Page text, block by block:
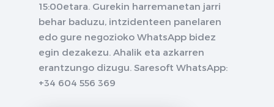
15:00etara. Gurekin harremanetan jarri
behar baduzu, intzidenteen panelaren
edo gure negozioko WhatsApp bidez
egin dezakezu. Ahalik eta azkarren
erantzungo dizugu. Saresoft WhatsApp:
+34 604 556 369